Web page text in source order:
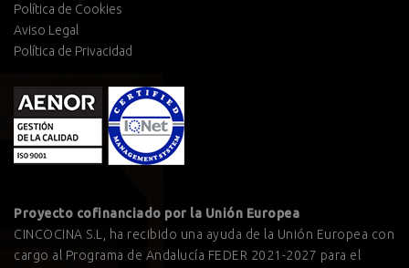
Política de Cookies
Aviso Legal
Política de Privacidad
Proyecto cofinanciado por la Unión Europea
CINCOCINA S.L, ha recibido una ayuda de la Unión Europea con
cargo al Programa de Andalucía FEDER 2021-2027 para el